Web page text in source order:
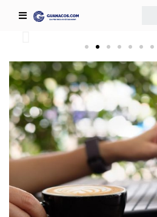
Centro Histórico de San Salvador!
¡Click aquí!